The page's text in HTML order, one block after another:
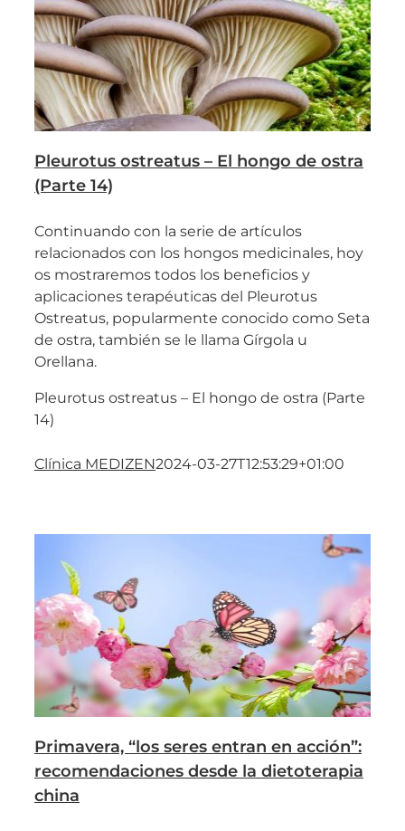
Pleurotus ostreatus – El hongo de ostra
(Parte 14)
Continuando con la serie de artículos
relacionados con los hongos medicinales, hoy
os mostraremos todos los beneficios y
aplicaciones terapéuticas del Pleurotus
Ostreatus, popularmente conocido como Seta
de ostra, también se le llama Gírgola u
Orellana.
Pleurotus ostreatus – El hongo de ostra (Parte
14)
Clínica MEDIZEN2024-03-27T12:53:29+01:00
Primavera, “los seres entran en acción”:
recomendaciones desde la dietoterapia
china